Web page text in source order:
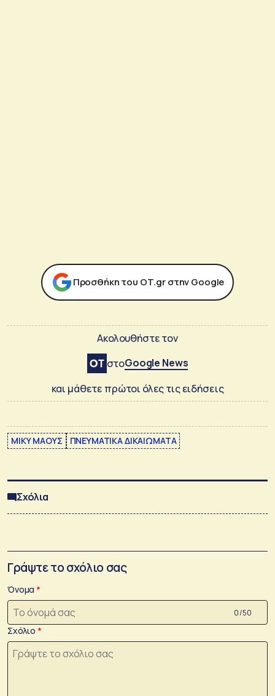
Προσθήκη του ΟΤ.gr στην Google
Ακολουθήστε τον
στοGoogle News
και μάθετε πρώτοι όλες τις ειδήσεις
ΜΙΚΥ ΜΑΟΥΣ ΠΝΕΥΜΑΤΙΚΑ ΔΙΚΑΙΩΜΑΤΑ
Σχόλια
Γράψτε το σχόλιο σας
Όνομα
0 /50
Σχόλιο